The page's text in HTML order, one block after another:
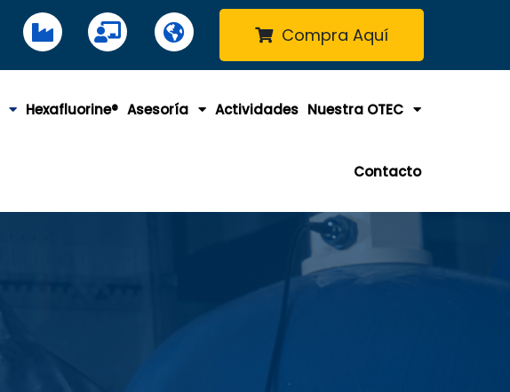
Compra Aquí
Hexafluorine® Asesoría Actividades Nuestra OTEC
Contacto